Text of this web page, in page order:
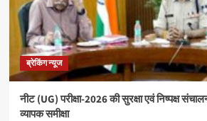
ब्रेकिंग न्यूज
नीट (UG) परीक्षा-2026 की सुरक्षा एवं निष्पक्ष
व्यापक समीक्षा